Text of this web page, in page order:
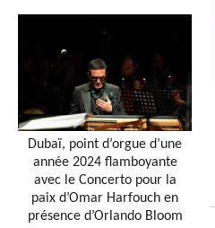
Dubaï, point d’orgue d’une
année 2024 flamboyante
avec le Concerto pour la
paix d’Omar Harfouch en
présence d’Orlando Bloom